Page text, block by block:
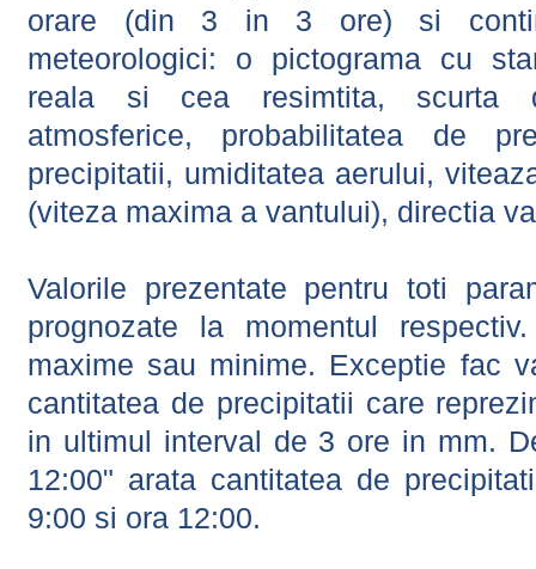
orare (din 3 in 3 ore) si
meteorologici: o pictograma cu
reala si cea resimtita, scurta
atmosferice, probabilitatea de
precipitatii, umiditatea aerului,
(viteza maxima a vantului), directia
Valorile prezentate pentru toti
prognozate la momentul
maxime sau minime. Exceptie fac
cantitatea de precipitatii care
in ultimul interval de 3 ore in mm.
12:00" arata cantitatea de
9:00 si ora 12:00.